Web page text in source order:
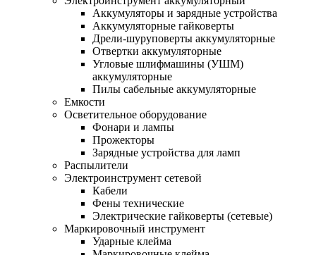
Аккумуляторы и зарядные устройства
Аккумуляторные гайковерты
Дрели-шуруповерты аккумуляторные
Отвертки аккумуляторные
Угловые шлифмашины (УШМ)
аккумуляторные
Пилы сабельные аккумуляторные
Емкости
Осветительное оборудование
Фонари и лампы
Прожекторы
Зарядные устройства для ламп
Распылители
Электроинструмент сетевой
Кабели
Фены технические
Электрические гайковерты (сетевые)
Маркировочный инструмент
Ударные клейма